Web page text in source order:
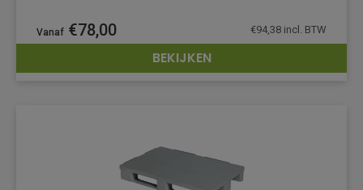
DETAILS
€78,00 €94,38 incl. BTW
BEKIJKEN